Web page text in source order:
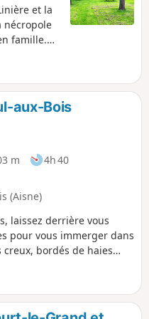
et la
nécropole
famille.
aux-Bois
m
4h 40
(Aisne)
laissez derrière vous
pour vous immerger dans
bordés de haies
En traversant
torchis et des vergers
Les sentiers